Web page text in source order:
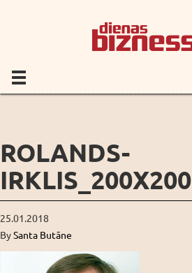
ROLANDS-
IRKLIS_200X200
25.01.2018
BySanta Butāne